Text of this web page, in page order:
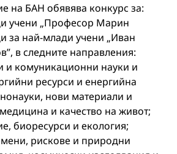
на БАН обявява конкурс за:
учени „Професор Марин
за най-млади учени „Иван
в следните направления:
комуникационни науки и
ресурси и енергийна
нови материали и
и качество на живот;
биоресурси и екология;
рискове и природни